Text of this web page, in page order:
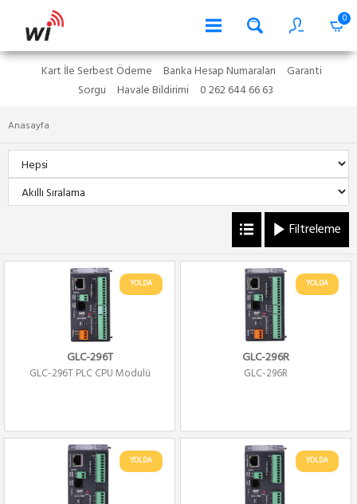
0
Kart İle Serbest Ödeme Banka Hesap Numaraları
Garanti
Sorgu
Havale Bildirimi 0 262 644 66 63
Anasayfa
Filtreleme
YOLDA
GLC-296T
GLC-296T PLC CPU Modulü
YOLDA
GLC-296R
GLC-296R
YOLDA YOLDA